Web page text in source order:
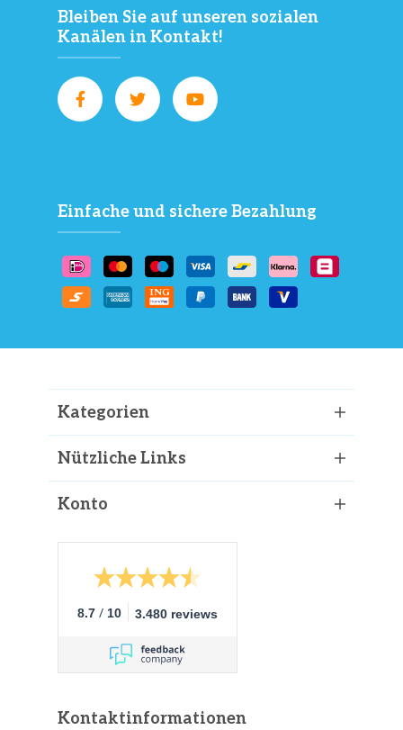
Bleiben Sie auf unseren sozialen
Kanälen in Kontakt!
Einfache und sichere Bezahlung
Kategorien
Nützliche Links
Konto
8.7 / 10 3.480 reviews
Kontaktinformationen